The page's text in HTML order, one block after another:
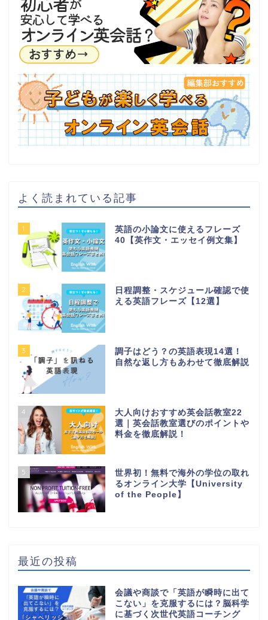
よく読まれている記事
1
英語の小論文に使えるフレーズ
40【英作文・エッセイ例文集】
2
日程調整・スケジュール確認で使
える英語フレーズ【12選】
3
調子はどう？の英語表現14選！
自然な返し方もあわせて徹底解説
4
大人向けおすすめ英会話教室22
選｜英会話教室選びのポイントや
料金を徹底解説！
5
世界初！無料で海外の学位の取れ
るオンライン大学【University
of the People】
最近の投稿
会議や商談で「英語が瞬時に出て
こない」を克服するには？脳科学
に基づく次世代英語コーチング